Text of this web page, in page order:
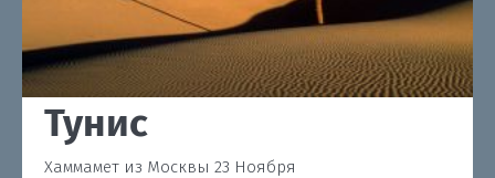
Тунис
Хаммамет из Москвы 23 Ноября